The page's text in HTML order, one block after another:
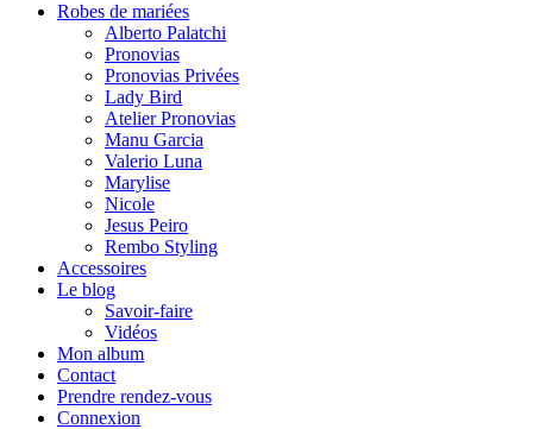
Robes de mariées
Alberto Palatchi
Pronovias
Pronovias Privées
Lady Bird
Atelier Pronovias
Manu Garcia
Valerio Luna
Marylise
Nicole
Jesus Peiro
Rembo Styling
Accessoires
Le blog
Savoir-faire
Vidéos
Mon album
Contact
Prendre rendez-vous
Connexion